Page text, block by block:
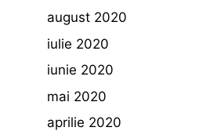
august 2020
iulie 2020
iunie 2020
mai 2020
aprilie 2020